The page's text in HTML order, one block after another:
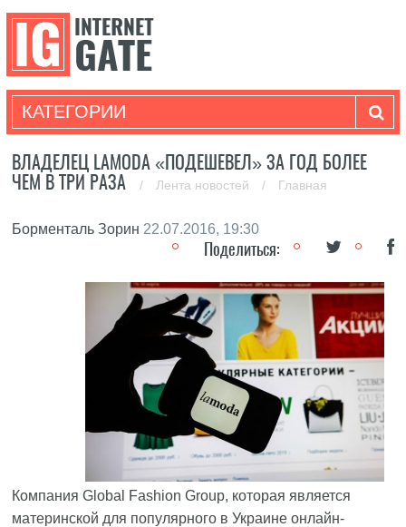
КАТЕГОРИИ
ВЛАДЕЛЕЦ LAMODA «ПОДЕШЕВЕЛ» ЗА ГОД БОЛЕЕ
ЧЕМ В ТРИ РАЗА
/ Лента новостей / Главная
Борменталь Зорин 22.07.2016, 19:30
Поделиться:
Компания Global Fashion Group, которая является
материнской для популярного в Украине онлайн-